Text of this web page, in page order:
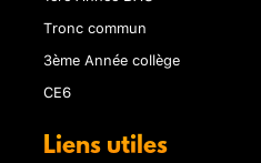
Tronc commun
3ème Année collège
CE6
Liens utiles